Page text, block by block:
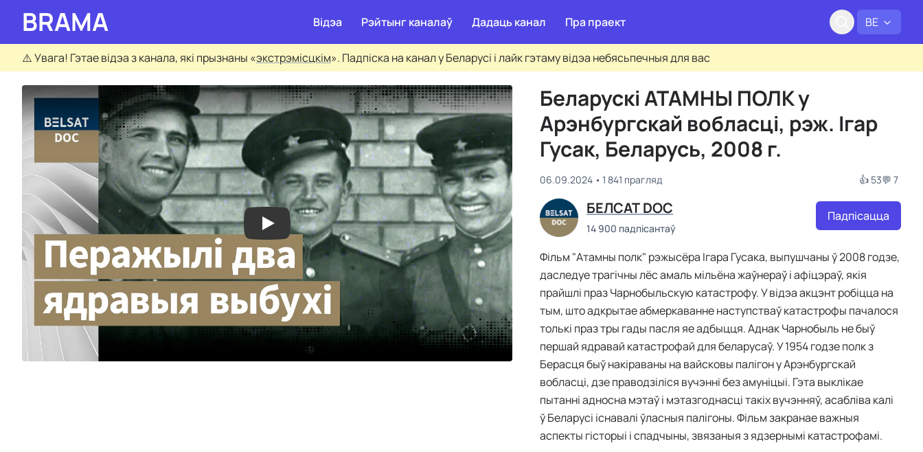
BRAMA BE
Відэа Рэйтынг каналаў Дадаць канал Пра праект
⚠️Увага! Гэтае відэа з канала, які прызнаны «экстрэмісцкім». Падпіска на канал у Беларусі і лайк гэтаму відэа небясьпечныя для вас
Беларускі АТАМНЫ ПОЛК у
Арэнбургскай вобласці, рэж. Ігар
Гусак, Беларусь, 2008 г.
06.09.2024 1 841 прагляд 👍 53💬 7
БЕЛСАТ DOC
14 900 падпісантаў
Падпісацца
Фільм "Атамны полк" рэжысёра Ігара Гусака, выпушчаны ў 2008 годзе,
даследуе трагічны лёс амаль мільёна жаўнераў і афіцэраў, якія
прайшлі праз Чарнобыльскую катастрофу. У відэа акцэнт робіцца на
тым, што адкрытае абмеркаванне наступстваў катастрофы пачалося
толькі праз тры гады пасля яе адбыцця. Аднак Чарнобыль не быў
першай ядравай катастрофай для беларусаў. У 1954 годзе полк з
Берасця быў накіраваны на вайсковы палігон у Арэнбургскай
вобласці, дзе праводзіліся вучэнні без амуніцыі. Гэта выклікае
пытанні адносна мэтаў і мэтазгоднасці такіх вучэнняў, асабліва калі
ў Беларусі існавалі ўласныя палігоны. Фільм закранае важныя
аспекты гісторыі і спадчыны, звязаныя з ядзернымі катастрофамі.